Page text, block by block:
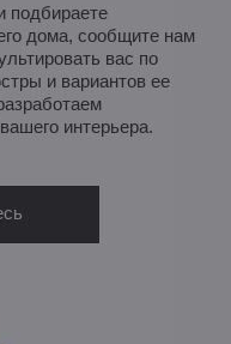
подбираете
дома, сообщите нам
вас по
и вариантов ее
интерьера.